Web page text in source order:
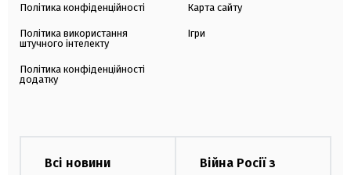
Політика конфіденційності
Політика використання
штучного інтелекту
Політика конфіденційності
додатку
Карта сайту
Ігри
Всі новини
Війна Росії з